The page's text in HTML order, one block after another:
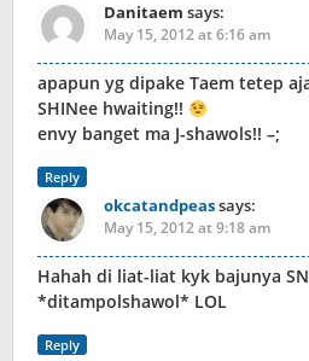
Danitaem says:
May 15, 2012 at 6:16 am
apapun yg dipake Taem tetep
SHINee hwaiting!!
envy banget ma J-shawols!! –;
Reply
okcatandpeassays:
May 15, 2012 at 9:18 am
Hahah di liat-liat kyk bajunya
*ditampolshawol* LOL
Reply